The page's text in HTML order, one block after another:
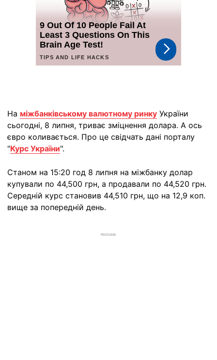
На міжбанківському валютному ринку України
сьогодні, 8 липня, триває зміцнення долара. А ось
євро коливається. Про це свідчать дані порталу
"Курс України".
Станом на 15:20 год 8 липня на міжбанку долар
купували по 44,500 грн, а продавали по 44,520 грн.
Середній курс становив 44,510 грн, що на 12,9 коп.
вище за попередній день.
РЕКЛАМА